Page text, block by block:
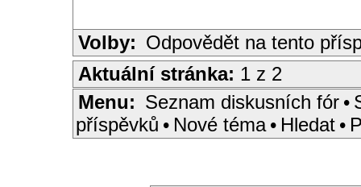
Volby: Odpovědět na tento
Aktuální stránka: 1 z 2
Menu: Seznam diskusních fór •
příspěvků • Nové téma • Hledat •